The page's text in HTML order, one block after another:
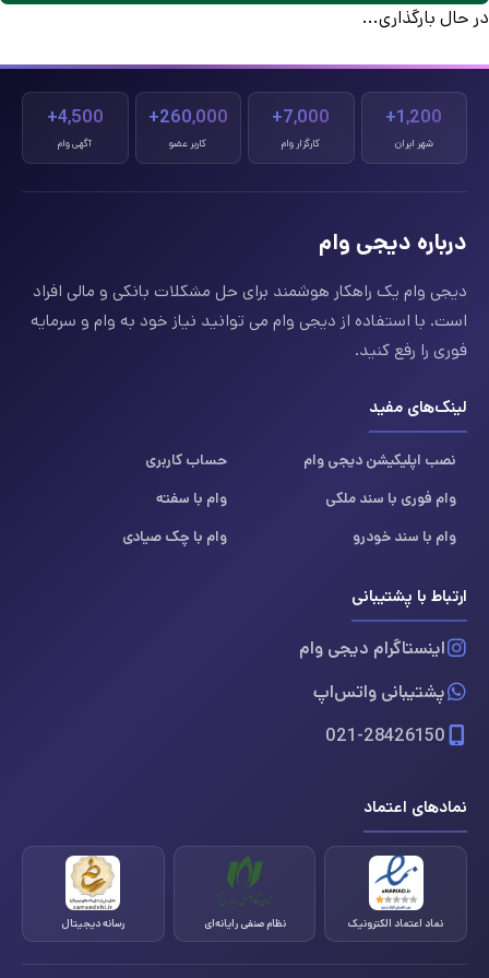
در حال بارگذاری...
1,200+
شهر ایران
7,000+
کارگزار وام
260,000+
کاربر عضو
4,500+
آگهی وام
درباره دیجی وام
دیجی وام یک راهکار هوشمند برای حل مشکلات بانکی و مالی افراد
است. با استفاده از دیجی وام می توانید نیاز خود به وام و سرمایه
فوری را رفع کنید.
لینک‌های مفید
نصب اپلیکیشن دیجی وام
حساب کاربری
وام فوری با سند ملکی
وام با سفته
وام با سند خودرو
وام با چک صیادی
ارتباط با پشتیبانی
اینستاگرام دیجی وام
پشتیبانی واتس‌اپ
021-28426150
نمادهای اعتماد
نماد اعتماد الکترونیک نظام صنفی رایانه‌ای رسانه دیجیتال